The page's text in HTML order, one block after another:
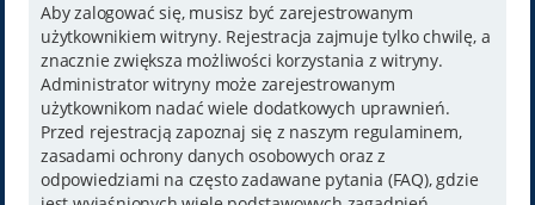
Aby zalogować się, musisz być zarejestrowanym
użytkownikiem witryny. Rejestracja zajmuje tylko chwilę, a
znacznie zwiększa możliwości korzystania z witryny.
Administrator witryny może zarejestrowanym
użytkownikom nadać wiele dodatkowych uprawnień.
Przed rejestracją zapoznaj się z naszym regulaminem,
zasadami ochrony danych osobowych oraz z
odpowiedziami na często zadawane pytania (FAQ), gdzie